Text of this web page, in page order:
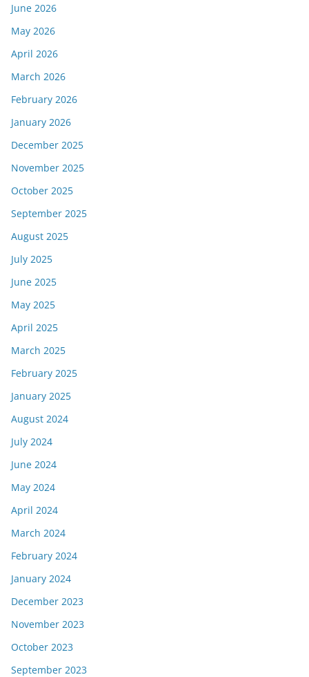
June 2026
May 2026
April 2026
March 2026
February 2026
January 2026
December 2025
November 2025
October 2025
September 2025
August 2025
July 2025
June 2025
May 2025
April 2025
March 2025
February 2025
January 2025
August 2024
July 2024
June 2024
May 2024
April 2024
March 2024
February 2024
January 2024
December 2023
November 2023
October 2023
September 2023